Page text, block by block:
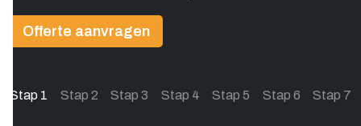
Offerte aanvragen
Stap 1 Stap 2 Stap 3 Stap 4 Stap 5 Stap 6 Stap 7